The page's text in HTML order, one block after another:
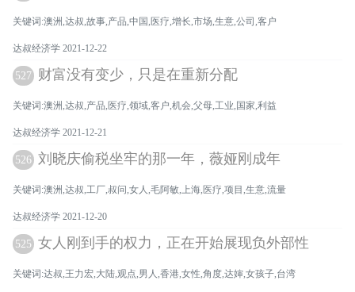
关键词:澳洲,达叔,故事,产品,中国,医疗,增长,市场,生意,公司,客户
达叔经济学 2021-12-22
527 财富没有变少，只是在重新分配
关键词:澳洲,达叔,产品,医疗,领域,客户,机会,父母,工业,国家,利益
达叔经济学 2021-12-21
526 刘晓庆偷税坐牢的那一年，薇娅刚成年
关键词:澳洲,达叔,工厂,叔问,女人,毛阿敏,上海,医疗,项目,生意,流量
达叔经济学 2021-12-20
525 女人刚到手的权力，正在开始展现负外部性
关键词:达叔,王力宏,大陆,观点,男人,香港,女性,角度,达婶,女孩子,台湾